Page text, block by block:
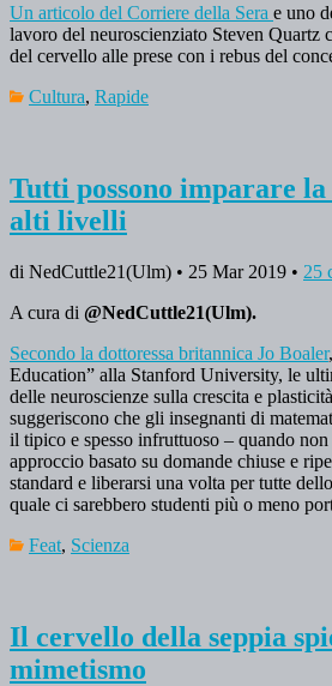
Un articolo del Corriere della Sera e uno
lavoro del neuroscienziato Steven Quartz
del cervello alle prese con i rebus del
Cultura, Rapide
Tutti possono imparare
alti livelli
di NedCuttle21(Ulm) • 25 Mar 2019 • 25
A cura di @NedCuttle21(Ulm).
Secondo la dottoressa britannica Jo Boaler
Education” alla Stanford University, le
delle neuroscienze sulla crescita e
suggeriscono che gli insegnanti di
il tipico e spesso infruttuoso – quando
approccio basato su domande chiuse e
standard e liberarsi una volta per tutte
quale ci sarebbero studenti più o meno
Feat, Scienza
Il cervello della seppia
mimetismo